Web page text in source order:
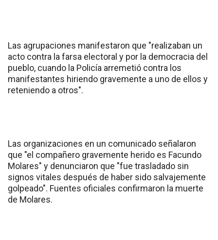
Las agrupaciones manifestaron que "realizaban un
acto contra la farsa electoral y por la democracia del
pueblo, cuando la Policía arremetió contra los
manifestantes hiriendo gravemente a uno de ellos y
reteniendo a otros".
Las organizaciones en un comunicado señalaron
que "el compañero gravemente herido es Facundo
Molares" y denunciaron que "fue trasladado sin
signos vitales después de haber sido salvajemente
golpeado". Fuentes oficiales confirmaron la muerte
de Molares.